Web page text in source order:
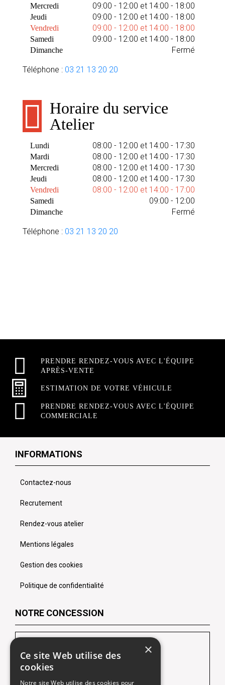
Mercredi 09:00 - 12:00 et 14:00 - 18:00
Jeudi 09:00 - 12:00 et 14:00 - 18:00
Vendredi 09:00 - 12:00 et 14:00 - 18:00
Samedi 09:00 - 12:00 et 14:00 - 18:00
Dimanche Fermé
Téléphone : 03 21 13 20 20
Horaire du service
Atelier
Lundi 08:00 - 12:00 et 14:00 - 17:30
Mardi 08:00 - 12:00 et 14:00 - 17:30
Mercredi 08:00 - 12:00 et 14:00 - 17:30
Jeudi 08:00 - 12:00 et 14:00 - 17:30
Vendredi 08:00 - 12:00 et 14:00 - 17:00
Samedi 09:00 - 12:00
Dimanche Fermé
Téléphone : 03 21 13 20 20
PRENDRE RENDEZ-VOUS AVEC L'ÉQUIPE
APRÈS-VENTE
ESTIMATION DE VOTRE VÉHICULE
PRENDRE RENDEZ-VOUS AVEC L'ÉQUIPE
COMMERCIALE
INFORMATIONS
Contactez-nous
Recrutement
Rendez-vous atelier
Mentions légales
Gestion des cookies
Politique de confidentialité
NOTRE CONCESSION
LES CHEVRONS SOFIDA Lens
102 Route de Lille
×
Ce site Web utilise des
cookies
Notre site Web utilise des cookies pour